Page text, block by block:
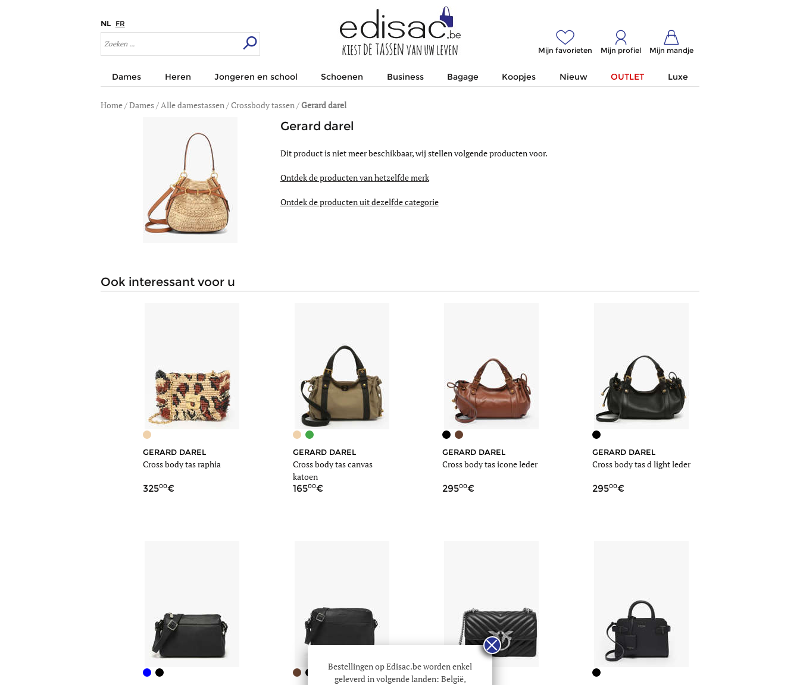
NL FR
Mijn favorieten Mijn profiel Mijn mandje
Dames Heren Jongeren en school Schoenen Business Bagage Koopjes Nieuw OUTLET Luxe
Home/Dames/Alle damestassen/Crossbody tassen/Gerard darel
Gerard darel
Dit product is niet meer beschikbaar, wij stellen volgende producten voor.
Ontdek de producten van hetzelfde merk
Ontdek de producten uit dezelfde categorie
ook interessant voor u
GERARD DAREL
Cross body tas raphia
32500
GERARD DAREL
Cross body tas canvas
katoen
16500
GERARD DAREL
Cross body tas icone leder
29500
GERARD DAREL
Cross body tas d light leder
29500
Bestellingen op Edisac.be worden enkel
geleverd in volgende landen: België,